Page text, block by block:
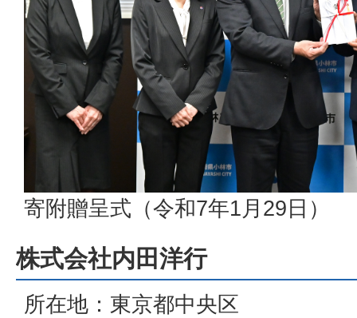
寄附贈呈式（令和7年1月29日）
株式会社内田洋行
所在地：東京都中央区